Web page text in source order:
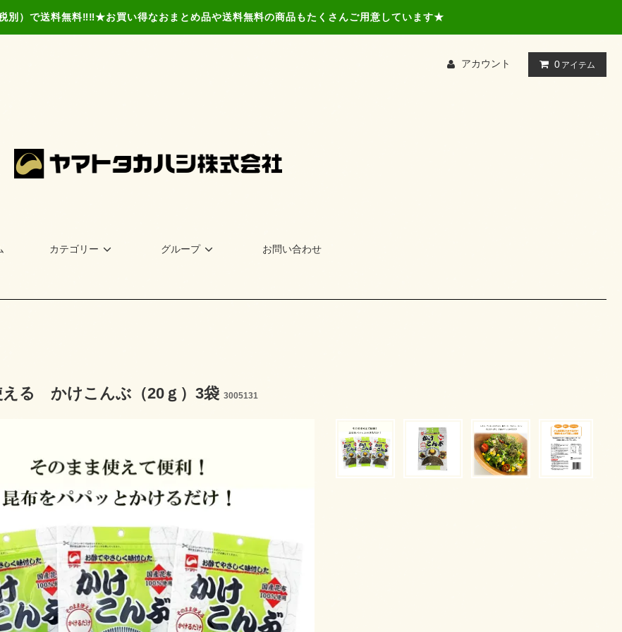
別）で送料無料‼‼★お買い得なおまとめ品や送料無料の商品もたくさんご用意しています★
アカウント 0 アイテム
カテゴリー グループ お問い合わせ
える かけこんぶ（20ｇ）3袋 3005131